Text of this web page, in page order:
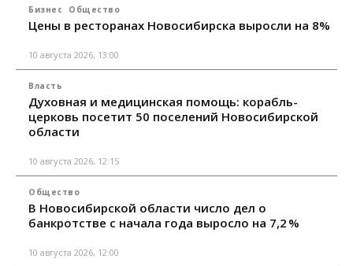
Бизнес Общество
Цены в ресторанах Новосибирска выросли на 8%
10 августа 2026, 13:00
Власть
Духовная и медицинская помощь: корабль-
церковь посетит 50 поселений Новосибирской
области
10 августа 2026, 12:15
Общество
В Новосибирской области число дел о
банкротстве с начала года выросло на 7,2 %
10 августа 2026, 12:00